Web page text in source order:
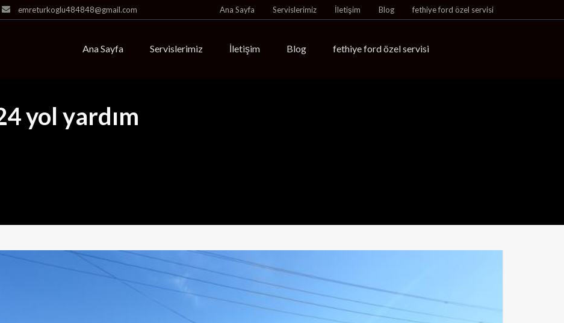
emreturkoglu484848@gmail.com Ana Sayfa Servislerimiz İletişim Blog fethiye ford özel servisi
Ana Sayfa Servislerimiz İletişim Blog fethiye ford özel servisi
yol yardım